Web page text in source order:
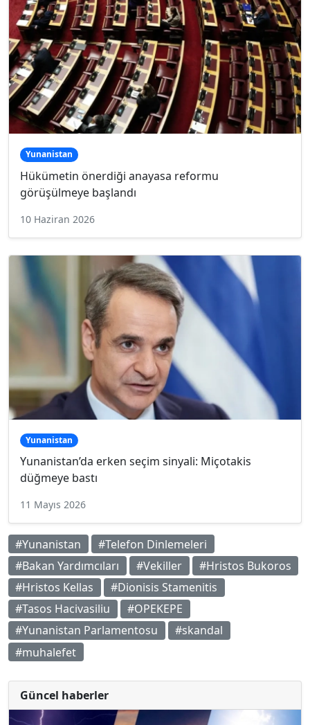
Yunanistan
Hükümetin önerdiği anayasa reformu
görüşülmeye başlandı
10 Haziran 2026
Yunanistan
Yunanistan’da erken seçim sinyali: Miçotakis
düğmeye bastı
11 Mayıs 2026
#Yunanistan
#Telefon Dinlemeleri
#Bakan Yardımcıları
#Vekiller
#Hristos Bukoros
#Hristos Kellas
#Dionisis Stamenitis
#Tasos Hacivasiliu
#OPEKEPE
#Yunanistan Parlamentosu
#skandal
#muhalefet
Güncel haberler